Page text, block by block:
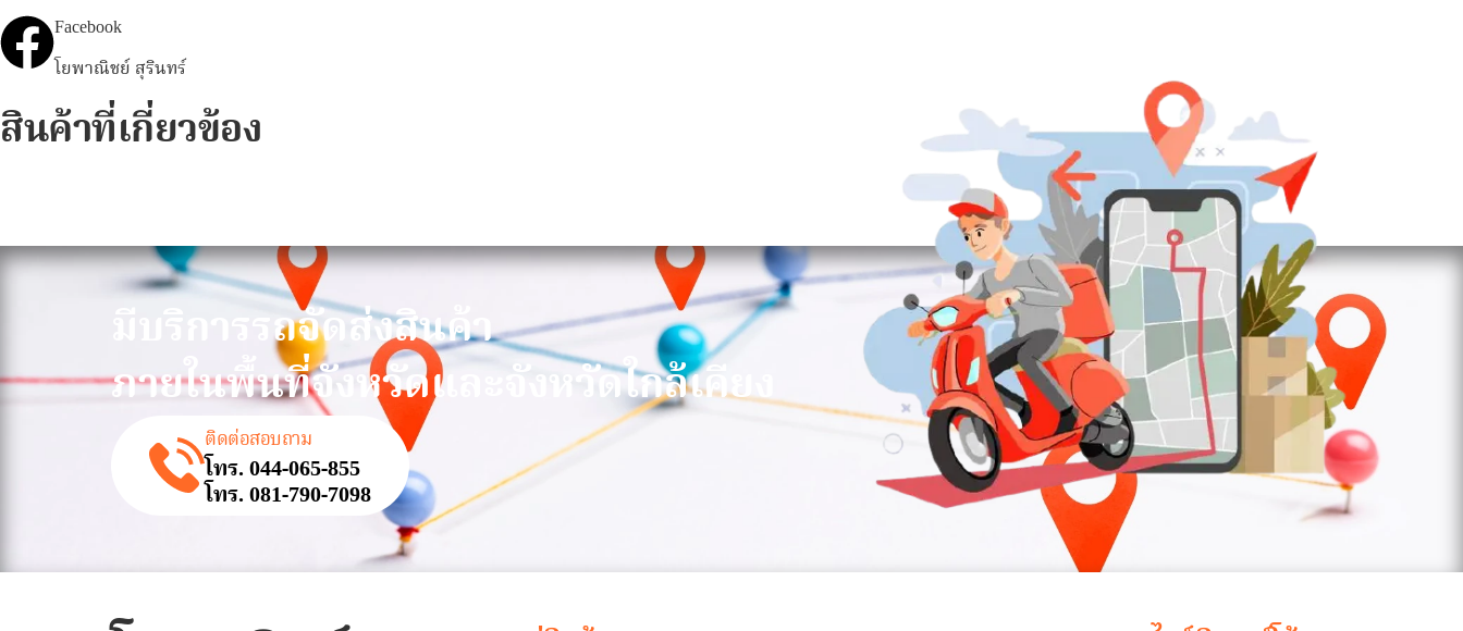
Facebook
โยพาณิชย์ สุรินทร์
สินค้าที่เกี่ยวข้อง
มีบริการรถจัดส่งสินค้า
ภายในพื้นที่จังหวัดและจังหวัดใกล้เคียง
ติดต่อสอบถาม
โทร. 044-065-855
โทร. 081-790-7098